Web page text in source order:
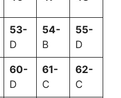
53-
D
54-
B
55-
D
60-
D
61-
C
62-
C